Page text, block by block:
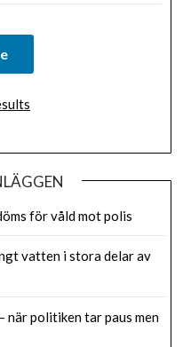
för våld mot polis
vatten i stora delar av
när politiken tar paus men